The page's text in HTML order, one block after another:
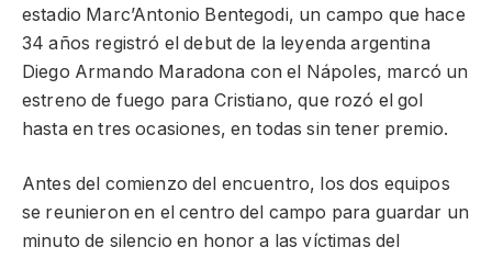
estadio Marc’Antonio Bentegodi, un campo que hace
34 años registró el debut de la leyenda argentina
Diego Armando Maradona con el Nápoles, marcó un
estreno de fuego para Cristiano, que rozó el gol
hasta en tres ocasiones, en todas sin tener premio.
Antes del comienzo del encuentro, los dos equipos
se reunieron en el centro del campo para guardar un
minuto de silencio en honor a las víctimas del